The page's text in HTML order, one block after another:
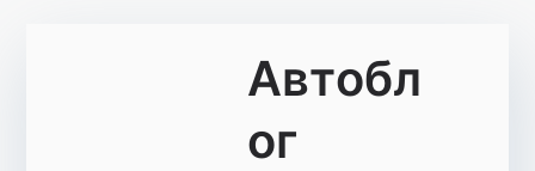
Автобл
ог